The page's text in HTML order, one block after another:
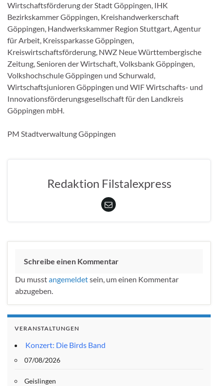
Wirtschaftsförderung der Stadt Göppingen, IHK
Bezirkskammer Göppingen, Kreishandwerkerschaft
Göppingen, Handwerkskammer Region Stuttgart, Agentur
für Arbeit, Kreissparkasse Göppingen,
Kreiswirtschaftsförderung, NWZ Neue Württembergische
Zeitung, Senioren der Wirtschaft, Volksbank Göppingen,
Volkshochschule Göppingen und Schurwald,
Wirtschaftsjunioren Göppingen und WIF Wirtschafts- und
Innovationsförderungsgesellschaft für den Landkreis
Göppingen mbH.
PM Stadtverwaltung Göppingen
Redaktion Filstalexpress
Schreibe einen Kommentar
Du musstangemeldetsein, um einen Kommentar
abzugeben.
VERANSTALTUNGEN
Konzert: Die Birds Band
07/08/2026
Geislingen